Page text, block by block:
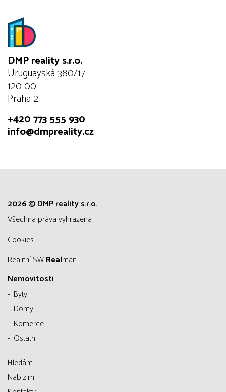
DMP reality s.r.o.
Uruguayská 380/17
120 00
Praha 2
+420 773 555 930
info@dmpreality.cz
2026 © DMP reality s.r.o.
všechna práva vyhrazena
Cookies
Realitní SWRealman
Nemovitosti
Byty
Domy
Komerce
Ostatní
Hledám
Nabízím